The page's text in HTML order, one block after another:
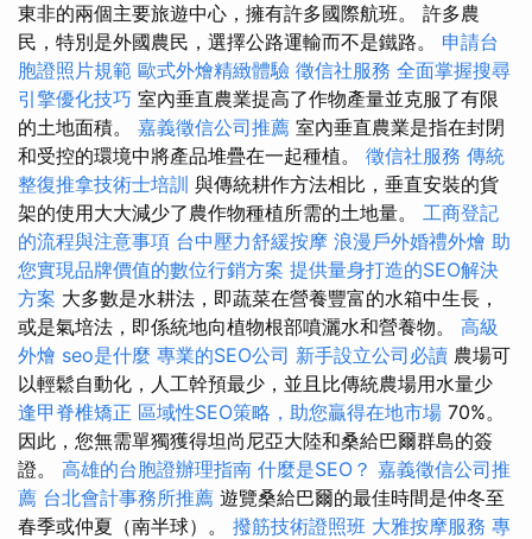
東非的兩個主要旅遊中心，擁有許多國際航班。 許多農
民，特別是外國農民，選擇公路運輸而不是鐵路。 申請台
胞證照片規範 歐式外燴精緻體驗 徵信社服務 全面掌握搜尋
引擎優化技巧 室內垂直農業提高了作物產量並克服了有限
的土地面積。 嘉義徵信公司推薦 室內垂直農業是指在封閉
和受控的環境中將產品堆疊在一起種植。 徵信社服務 傳統
整復推拿技術士培訓 與傳統耕作方法相比，垂直安裝的貨
架的使用大大減少了農作物種植所需的土地量。 工商登記
的流程與注意事項 台中壓力舒緩按摩 浪漫戶外婚禮外燴 助
您實現品牌價值的數位行銷方案 提供量身打造的SEO解決
方案 大多數是水耕法，即蔬菜在營養豐富的水箱中生長，
或是氣培法，即係統地向植物根部噴灑水和營養物。 高級
外燴 seo是什麼 專業的SEO公司 新手設立公司必讀 農場可
以輕鬆自動化，人工幹預最少，並且比傳統農場用水量少
逢甲脊椎矯正 區域性SEO策略，助您贏得在地市場 70%。
因此，您無需單獨獲得坦尚尼亞大陸和桑給巴爾群島的簽
證。 高雄的台胞證辦理指南 什麼是SEO？ 嘉義徵信公司推
薦 台北會計事務所推薦 遊覽桑給巴爾的最佳時間是仲冬至
春季或仲夏（南半球）。 撥筋技術證照班 大雅按摩服務 專